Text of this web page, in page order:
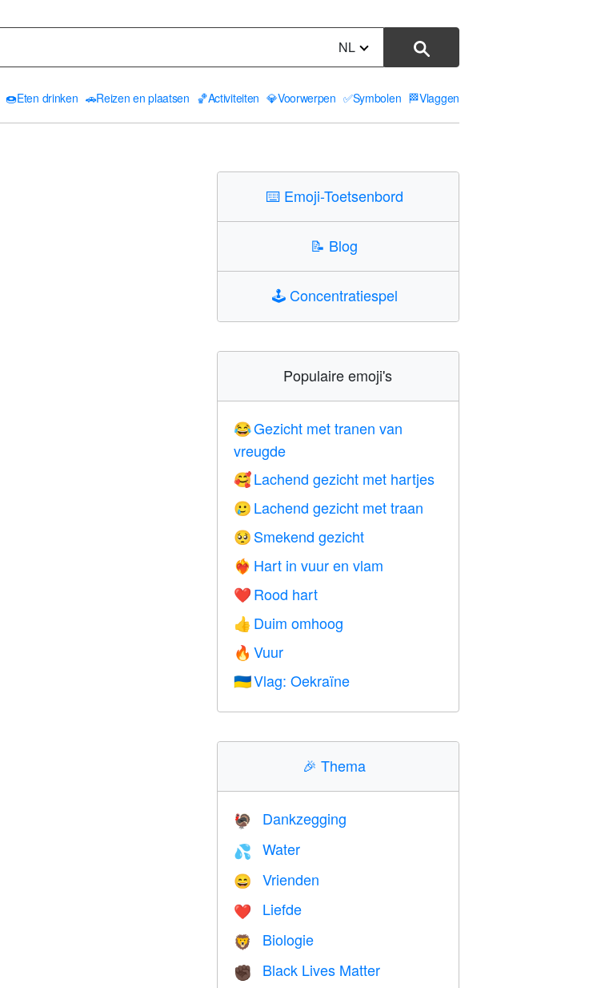
NL
🍩Eten drinken 🚗Reizen en plaatsen 🏀Activiteiten 💎Voorwerpen ✅Symbolen 🏁Vlaggen
⌨️ Emoji-Toetsenbord
📝 Blog
🕹️Concentratiespel
Populaire emoji's
😂Gezicht met tranen van
vreugde
🥰 Lachend gezicht met hartjes
🥲 Lachend gezicht met traan
🥺 Smekend gezicht
❤️‍🔥 Hart in vuur en vlam
❤️ Rood hart
👍 Duim omhoog
🔥 Vuur
🇺🇦Vlag: Oekraïne
🎉Thema
🦃 Dankzegging
💦 Water
😄 Vrienden
❤️️ Liefde
🦁 Biologie
✊🏿 Black Lives Matter